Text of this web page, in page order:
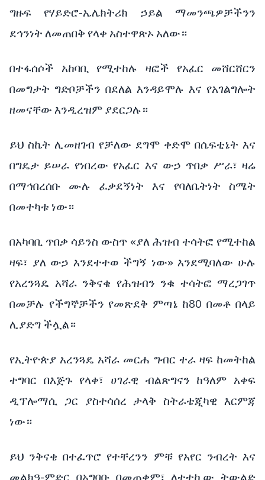
ግዙፍ የሃይድሮ-ኤሌክትሪክ ኃይል ማመንጫዎቻችንን
ደኅንነት ለመጠበቅ የላቀ አስተዋጽኦ አለው።
በተፋሰሶች አከባቢ የሚተከሉ ዛፎች የአፈር መሸርሸርን
በመግታት ግድቦቻችን በደለል እንዳይሞሉ እና የአገልግሎት
ዘመናቸው እንዲረዝም ያደርጋሉ።
ይህ ስኬት ሊመዘገብ የቻለው ደግሞ ቀድሞ በሴፍቲኔት እና
በግዴታ ይሠራ የነበረው የአፈር እና ውኃ ጥበቃ ሥራ፣ ዛሬ
በማኅበረሰቡ ሙሉ ፈቃደኝነት እና የባለቤትነት ስሜት
በመተካቱ ነው።
በአካባቢ ጥበቃ ሳይንስ ውስጥ «ያለ ሕዝብ ተሳትፎ የሚተከል
ዛፍ፣ ያለ ውኃ እንደተተወ ችግኝ ነው» እንደሚባለው ሁሉ
የአረንጓዴ አሻራ ንቅናቄ የሕዝብን ንቁ ተሳትፎ ማረጋገጥ
በመቻሉ የችግኞቻችን የመጽደቅ ምጣኔ ከ80 በመቶ በላይ
ሊያድግ ችሏል።
የኢትዮጵያ አረንጓዴ አሻራ መርሐ ግብር ተራ ዛፍ ከመትከል
ተግባር በእጅጉ የላቀ፣ ሀገራዊ ብልጽግናን ከዓለም አቀፍ
ዲፕሎማሲ ጋር ያስተሳሰረ ታላቅ ስትራቴጂካዊ እርምጃ
ነው።
ይህ ንቅናቄ በተፈጥሮ የተቸረንን ምቹ የአየር ንብረት እና